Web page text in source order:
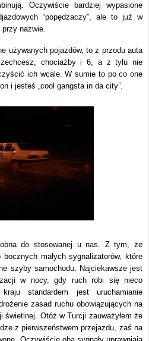
Oczywiście bardziej wypasione
“popędzaczy”, ale to już w
nazwie.
używanych pojazdów, to z przodu auta
chociażby i 6, a z tyłu nie
ich wcale. W sumie to po co one
i jesteś „cool gangsta in da city”.
do stosowanej u nas. Z tym, że
małych sygnalizatorów, które
szyby samochodu. Najciekawsze jest
w nocy, gdy ruch robi się nieco
standardem jest uruchamianie
zasad ruchu obowiązujących na
świetlnej. Otóż w Turcji zauważyłem że
z pierwszeństwem przejazdu, zaś na